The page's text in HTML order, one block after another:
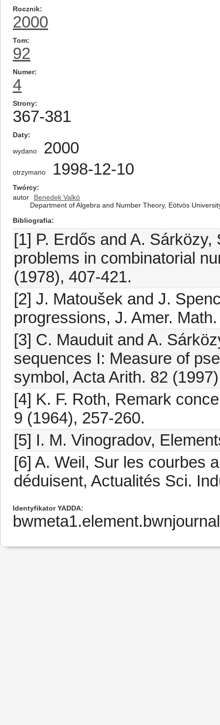
Rocznik
2000
Tom
92
Numer
4
Strony
367-381
Daty
wydano 2000
otrzymano 1998-12-10
Twórcy
autor
Benedek Valkó
Department of Algebra and Number Theory, Eötvös
Bibliografia
[1] P. Erdős and A.
problems in combinatorial
(1978), 407-421.
[2] J. Matoušek and J.
progressions, J. Amer.
[3] C. Mauduit and A.
sequences I: Measure of
symbol, Acta Arith. 82
[4] K. F. Roth, Remark
9 (1964), 257-260.
[5] I. M. Vinogradov,
[6] A. Weil, Sur les courbes
déduisent, Actualités Sci.
Identyfikator YADDA